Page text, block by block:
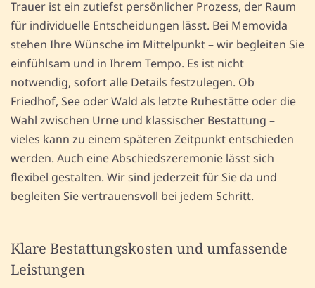
Trauer ist ein zutiefst persönlicher Prozess, der Raum
für individuelle Entscheidungen lässt. Bei Memovida
stehen Ihre Wünsche im Mittelpunkt – wir begleiten Sie
einfühlsam und in Ihrem Tempo. Es ist nicht
notwendig, sofort alle Details festzulegen. Ob
Friedhof, See oder Wald als letzte Ruhestätte oder die
Wahl zwischen Urne und klassischer Bestattung –
vieles kann zu einem späteren Zeitpunkt entschieden
werden. Auch eine Abschiedszeremonie lässt sich
flexibel gestalten. Wir sind jederzeit für Sie da und
begleiten Sie vertrauensvoll bei jedem Schritt.
Klare Bestattungskosten und umfassende
Leistungen